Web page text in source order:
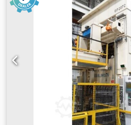
пуансона в ползуне 63 т Ход
Боковой проход между стойками
4300 л Мощность привода 200,0
Габариты (ШxГxВ) 4,1 x 2,8 x 10,0
м Год выпуска 1974 Капитальный
модель BZE 800, модернизирована
800 с новым ползуном и новым
маслогидравлическим приводом,
управляемым выталкивающим
ползуне Демонтирована и на
продавца до демонтажа имеется